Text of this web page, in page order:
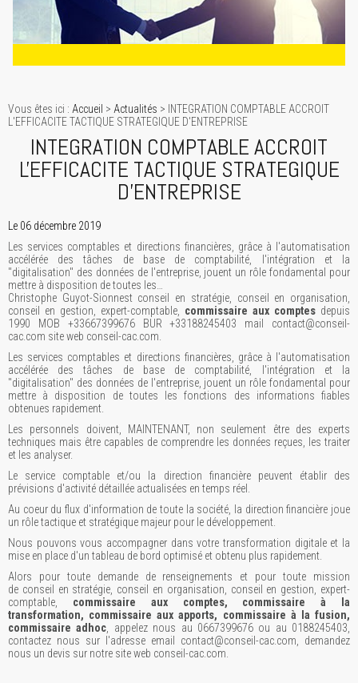
Vous êtes ici : Accueil > Actualités > INTEGRATION COMPTABLE ACCROIT
L'EFFICACITE TACTIQUE STRATEGIQUE D'ENTREPRISE
INTEGRATION COMPTABLE ACCROIT
L'EFFICACITE TACTIQUE STRATEGIQUE
D'ENTREPRISE
Le 06 décembre 2019
Les services comptables et directions financières, grâce à l'automatisation
accélérée des tâches de base de comptabilité, l'intégration et la
"digitalisation" des données de l'entreprise, jouent un rôle fondamental pour
mettre à disposition de toutes les…
Christophe Guyot-Sionnest conseil en stratégie, conseil en organisation,
conseil en gestion, expert-comptable, commissaire aux comptes depuis
1990 MOB +33667399676 BUR +33188245403 mail contact@conseil-
cac.com site web conseil-cac.com.
Les services comptables et directions financières, grâce à l'automatisation
accélérée des tâches de base de comptabilité, l'intégration et la
"digitalisation" des données de l'entreprise, jouent un rôle fondamental pour
mettre à disposition de toutes les fonctions des informations fiables
obtenues rapidement.
Les personnels doivent, MAINTENANT, non seulement être des experts
techniques mais être capables de comprendre les données reçues, les traiter
et les analyser.
Le service comptable et/ou la direction financière peuvent établir des
prévisions d'activité détaillée actualisées en temps réel.
Au coeur du flux d'information de toute la société, la direction financière joue
un rôle tactique et stratégique majeur pour le développement.
Nous pouvons vous accompagner dans votre transformation digitale et la
mise en place d'un tableau de bord optimisé et obtenu plus rapidement.
Alors pour toute demande de renseignements et pour toute mission
de conseil en stratégie, conseil en organisation, conseil en gestion, expert-
comptable, commissaire aux comptes, commissaire à la
transformation, commissaire aux apports, commissaire à la fusion,
commissaire adhoc , appelez nous au 0667399676 ou au 0188245403,
contactez nous sur l'adresse email contact@conseil-cac.com, demandez
nous un devis sur notre site web conseil-cac.com.